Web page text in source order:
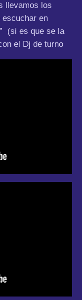
llevamos los
escuchar en
(si es que se la
el Dj de turno